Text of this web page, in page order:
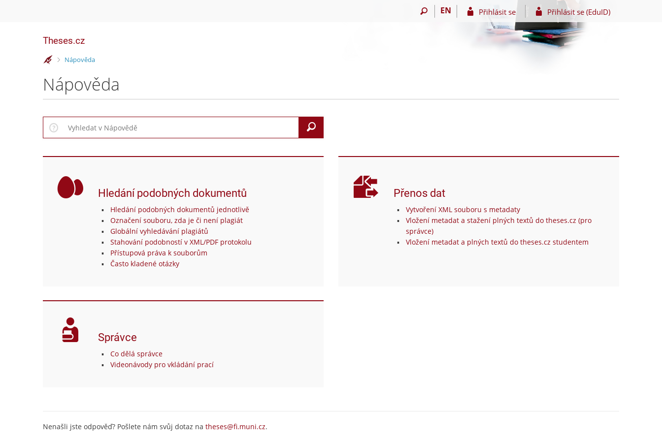
EN Přihlásit se Přihlásit se (EduID)
Theses.cz
>Nápověda
Nápověda
Hledání podobných dokumentů
Hledání podobných dokumentů jednotlivě
Označení souboru, zda je či není plagiát
Globální vyhledávání plagiátů
Stahování podobností v XML/PDF protokolu
Přístupová práva k souborům
Často kladené otázky
Přenos dat
Vytvoření XML souboru s metadaty
Vložení metadat a stažení plných textů do theses.cz (pro
správce)
Vložení metadat a plných textů do theses.cz studentem
Správce
Co dělá správce
Videonávody pro vkládání prací
Nenašli jste odpověď? Pošlete nám svůj dotaz na theses@fi.muni.cz.